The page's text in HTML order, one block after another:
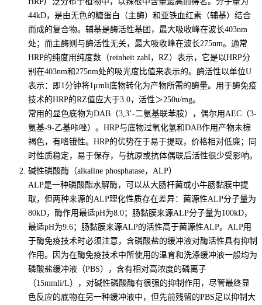
44kD，是由无色的糖蛋白（主酶）和亚铁血红素（辅基）结合
而成的复合物。辅基是酶活性基团，最大吸收峰在波长403nm
处；而主酶则与酶活性无关，最大吸收峰在波长275nm。通常
HRP的纯度用纯度数（reinheit zahl，RZ）表示，它是以HRP分
别在403nm和275nm处的吸光度比值来表示的。酶活性以单位U
表示：即1分钟将1μmli底物转化为产物所需的酶量。用于酶免疫
技术的HRP的RZ值应大于3.0，活性＞250u/mg。
常用的显色底物为DAB（3,3’-二氨基联苯胺），偶尔用AEC（3-
氨基-9-乙基咔唑）。HRP与底物过氧化氢和DAB作用产物未棕
褐色，有嗜锇性。HRP的优势在于易于提取，价格相对低廉；同
时性质稳定，易于保存，与抗原或抗体偶联后活性很少受影响。
碱性磷酸酶（alkaline phosphatase，ALP）
ALP是一种磷酸酯水解酶，可以从大肠杆菌或小牛肠黏膜中提
取，但两种来源的ALP理化性质存在差异：菌源性ALP分子量为
80kD，酶作用最适pH为8.0；肠黏膜来源ALP分子量为100kD，
最适pH为9.6；肠黏膜来源ALP的活性高于菌源性ALP。ALP用
于酶免疫技术时必须注意，含磷酸盐的缓冲液对酶活性具有抑制
作用。因为在酶免疫技术中所使用的温育和洗涤缓冲液一般均为
磷酸盐缓冲液（PBS），含有相对高浓度的磷离子
（15mmli/L），对碱性磷酸酶有很强的抑制作用，尽管最终显
色反应的底物在另一种缓冲液中，但先前残留的PBS足以抑制大